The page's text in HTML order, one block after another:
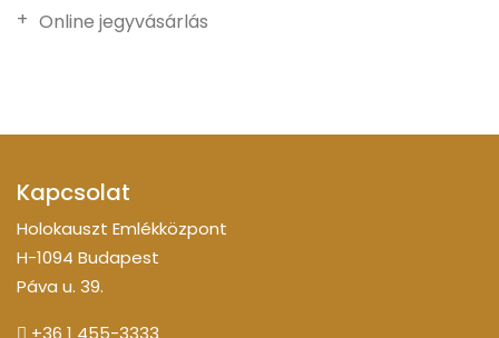
Online jegyvásárlás
Kapcsolat
Holokauszt Emlékközpont
H-1094 Budapest
Páva u. 39.
+36 1 455-3333